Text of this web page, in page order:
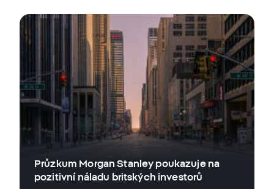
Průzkum Morgan Stanley poukazuje na
pozitivní náladu britských investorů